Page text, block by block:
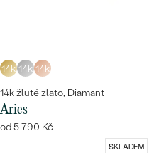
14k 14k 14k
14k žluté zlato, Diamant
Aries
od 5 790 Kč
SKLADEM